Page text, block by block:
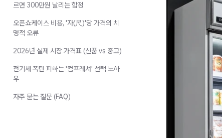
르면 300만원 날리는 함정
오픈쇼케이스 비용, '자(尺)'당 가격의 치
명적 오류
2026년 실제 시장 가격표 (신품 vs 중고)
전기세 폭탄 피하는 '컴프레셔' 선택 노하
우
자주 묻는 질문 (FAQ)